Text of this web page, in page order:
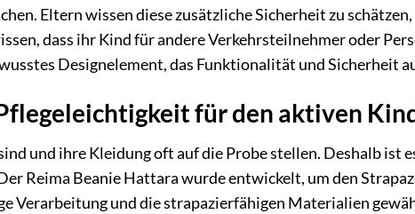
Eltern wissen diese zusätzliche Sicherheit zu
dass ihr Kind für andere Verkehrsteilnehmer oder
Designelement, das Funktionalität und Sicherheit
für den aktiven
und ihre Kleidung oft auf die Probe stellen. Deshalb ist
Reima Beanie Hattara wurde entwickelt, um den
Verarbeitung und die strapazierfähigen Materialien